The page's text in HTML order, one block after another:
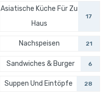
Asiatische Küche Für Zu
Haus
17
Nachspeisen 21
Sandwiches & Burger 6
Suppen Und Eintöpfe 28